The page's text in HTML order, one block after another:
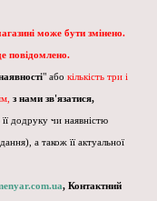
може бути змінено.
повідомлено.
" або кількість три і
з нами зв'язатися,
її додруку чи наявністю
а також її актуальної
, Контактний